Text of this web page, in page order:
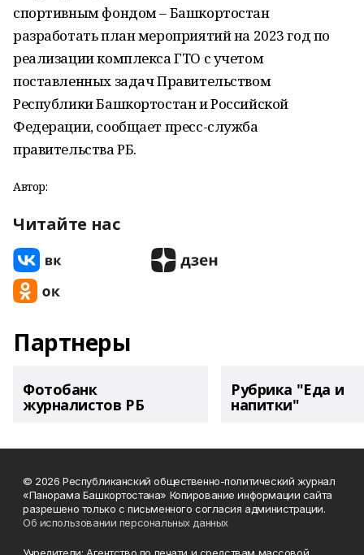
спортивным фондом – Башкортостан
разработать план мероприятий на 2023 год по
реализации комплекса ГТО с учетом
поставленных задач Правительством
Республики Башкортостан и Российской
Федерации, сообщает пресс-служба
правительства РБ.
Автор:
Читайте нас
Партнеры
Фотобанк
журналистов РБ
Рубрика "Еда и
напитки"
© 2026 Республиканский общественно-политический журнал
«Панорама Башкортостана» Копирование информации сайта
разрешено только с письменного согласия администрации.
Об использовании персональных данных